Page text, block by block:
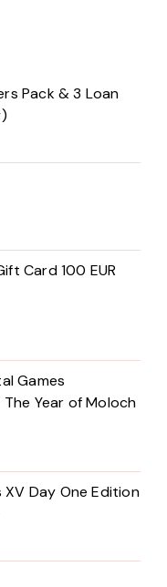
Pack & 3 Loan
Card 100 EUR
Games
The Year of Moloch
XV Day One Edition